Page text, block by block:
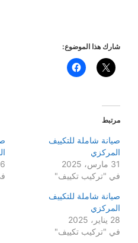
شارك هذا الموضوع:
مرتبط
صيانة شاملة للتكييف
المركزي
31 مارس، 2025
في "تركيب تكييف"
6 يناير، 2025
صيانة شاملة للتكييف
المركزي
28 يناير، 2025
في "تركيب تكييف"